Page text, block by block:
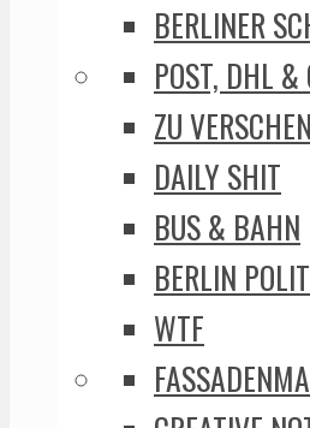
BERLINER
POST, DHL &
ZU
DAILY SHIT
BUS & BAHN
BERLIN
WTF